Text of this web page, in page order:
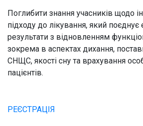
Поглибити знання учасників щодо
підходу до лікування, який поєднує
результати з відновленням
зокрема в аспектах дихання,
СНЩС, якості сну та врахування
пацієнтів.
РЕЄСТРАЦІЯ